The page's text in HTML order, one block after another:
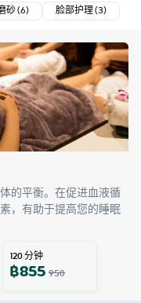
砂 (6) 脸部护理 (3)
的平衡。在促进血液循
，有助于提高您的睡眠
120分钟
฿855950